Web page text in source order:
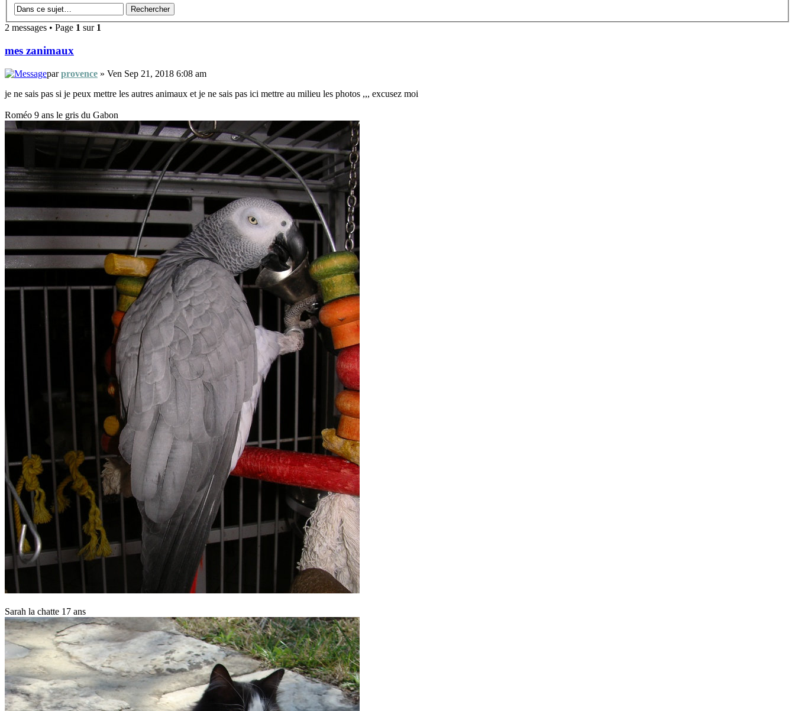
2 messages • Page 1 sur 1
mes zanimaux
parprovence » Ven Sep 21, 2018 6:08 am
je ne sais pas si je peux mettre les autres animaux et je ne sais pas ici mettre au milieu les photos ,,, excusez moi
Roméo 9 ans le gris du Gabon
Sarah la chatte 17 ans